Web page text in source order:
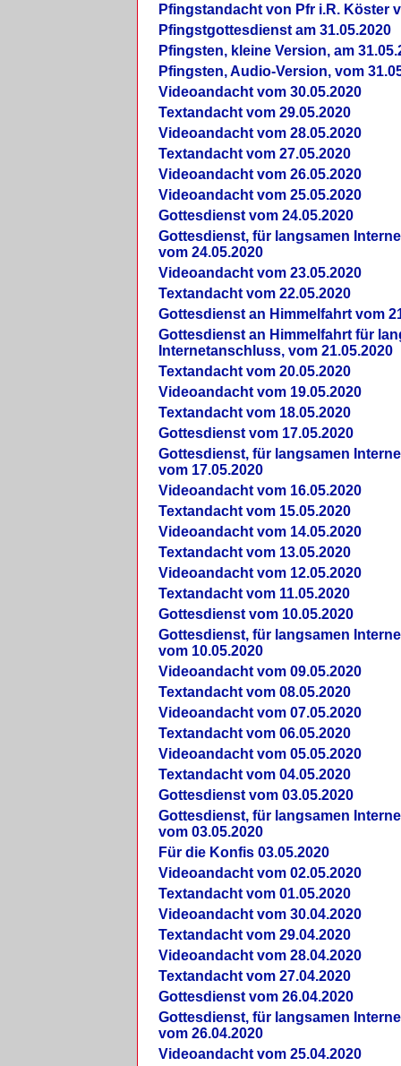
Pfingstandacht von Pfr i.R. Köster
Pfingstgottesdienst am 31.05.2020
Pfingsten, kleine Version, am
Pfingsten, Audio-Version, vom
Videoandacht vom 30.05.2020
Textandacht vom 29.05.2020
Videoandacht vom 28.05.2020
Textandacht vom 27.05.2020
Videoandacht vom 26.05.2020
Videoandacht vom 25.05.2020
Gottesdienst vom 24.05.2020
Gottesdienst, für langsamen
vom 24.05.2020
Videoandacht vom 23.05.2020
Textandacht vom 22.05.2020
Gottesdienst an Himmelfahrt vom
Gottesdienst an Himmelfahrt für
Internetanschluss, vom 21.05.2020
Textandacht vom 20.05.2020
Videoandacht vom 19.05.2020
Textandacht vom 18.05.2020
Gottesdienst vom 17.05.2020
Gottesdienst, für langsamen
vom 17.05.2020
Videoandacht vom 16.05.2020
Textandacht vom 15.05.2020
Videoandacht vom 14.05.2020
Textandacht vom 13.05.2020
Videoandacht vom 12.05.2020
Textandacht vom 11.05.2020
Gottesdienst vom 10.05.2020
Gottesdienst, für langsamen
vom 10.05.2020
Videoandacht vom 09.05.2020
Textandacht vom 08.05.2020
Videoandacht vom 07.05.2020
Textandacht vom 06.05.2020
Videoandacht vom 05.05.2020
Textandacht vom 04.05.2020
Gottesdienst vom 03.05.2020
Gottesdienst, für langsamen
vom 03.05.2020
Für die Konfis 03.05.2020
Videoandacht vom 02.05.2020
Textandacht vom 01.05.2020
Videoandacht vom 30.04.2020
Textandacht vom 29.04.2020
Videoandacht vom 28.04.2020
Textandacht vom 27.04.2020
Gottesdienst vom 26.04.2020
Gottesdienst, für langsamen
vom 26.04.2020
Videoandacht vom 25.04.2020